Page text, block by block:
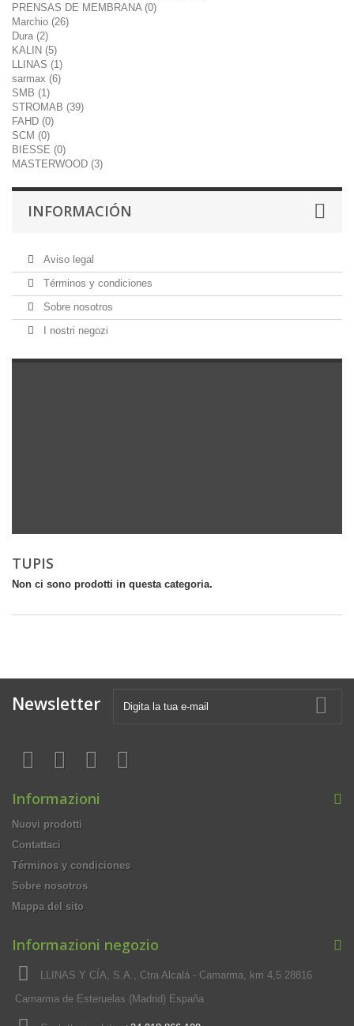
PRENSAS DE MEMBRANA (0)
Marchio (26)
Dura (2)
KALIN (5)
LLINAS (1)
sarmax (6)
SMB (1)
STROMAB (39)
FAHD (0)
SCM (0)
BIESSE (0)
MASTERWOOD (3)
INFORMACIÓN
Aviso legal
Términos y condiciones
Sobre nosotros
I nostri negozi
TUPIS
Non ci sono prodotti in questa categoria.
Newsletter
Informazioni
Nuovi prodotti
Contattaci
Términos y condiciones
Sobre nosotros
Mappa del sito
Informazioni negozio
LLINAS Y CÍA, S.A., Ctra Alcalá - Camarma, km 4,5 28816
Camarma de Esteruelas (Madrid) España